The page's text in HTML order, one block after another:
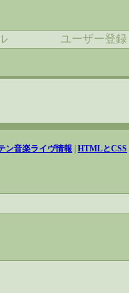
ユーザー登録
ン音楽ライヴ情報 |HTMLとCSS